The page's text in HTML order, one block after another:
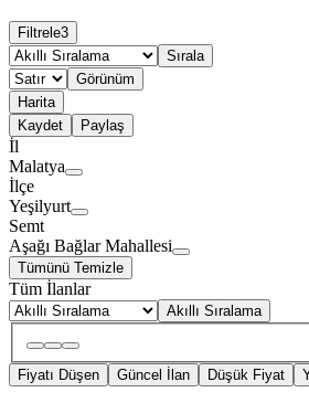
Filtrele3
Sırala
Görünüm
Harita
Kaydet
Paylaş
İl
Malatya
İlçe
Yeşilyurt
Semt
Aşağı Bağlar Mahallesi
Tümünü Temizle
Tüm İlanlar
Akıllı Sıralama
Fiyatı Düşen Güncel İlan Düşük Fiyat